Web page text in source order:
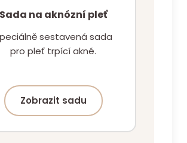
Sada na aknózní pleť
sestavená sada
pro pleť trpící akné.
Zobrazit sadu